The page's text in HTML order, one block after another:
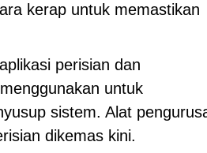
kerap untuk memastikan
perisian dan
untuk
sistem. Alat
dikemas kini.